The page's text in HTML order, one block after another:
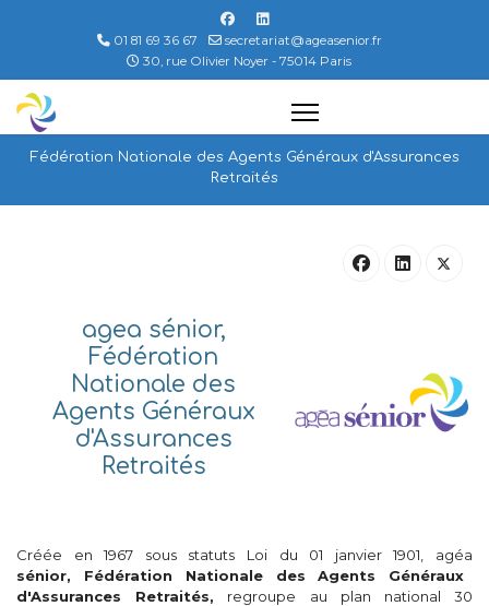
01 81 69 36 67
secretariat@ageasenior.fr
30, rue Olivier Noyer - 75014 Paris
Fédération Nationale des Agents Généraux d'Assurances
Retraités
agea sénior,
Fédération
Nationale des
Agents Généraux
d'Assurances
Retraités
Créée en 1967 sous statuts Loi du 01 janvier 1901, agéa
sénior, Fédération Nationale des Agents Généraux
d'Assurances Retraités, regroupe au plan national 30